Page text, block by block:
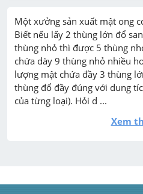
Một xưởng sản xuất mật ong
Biết nếu lấy 2 thùng lớn đổ
thùng nhỏ thì được 5 thùng
chứa dày 9 thùng nhỏ nhiều
lượng mật chứa đầy 3 thùng
thùng đổ đầy đúng với dung
của từng loại). Hỏi d ...
Xem